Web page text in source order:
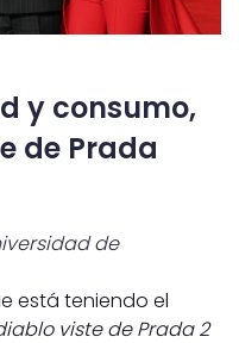
y consumo,
de Prada
de
está teniendo el
viste de Prada 2